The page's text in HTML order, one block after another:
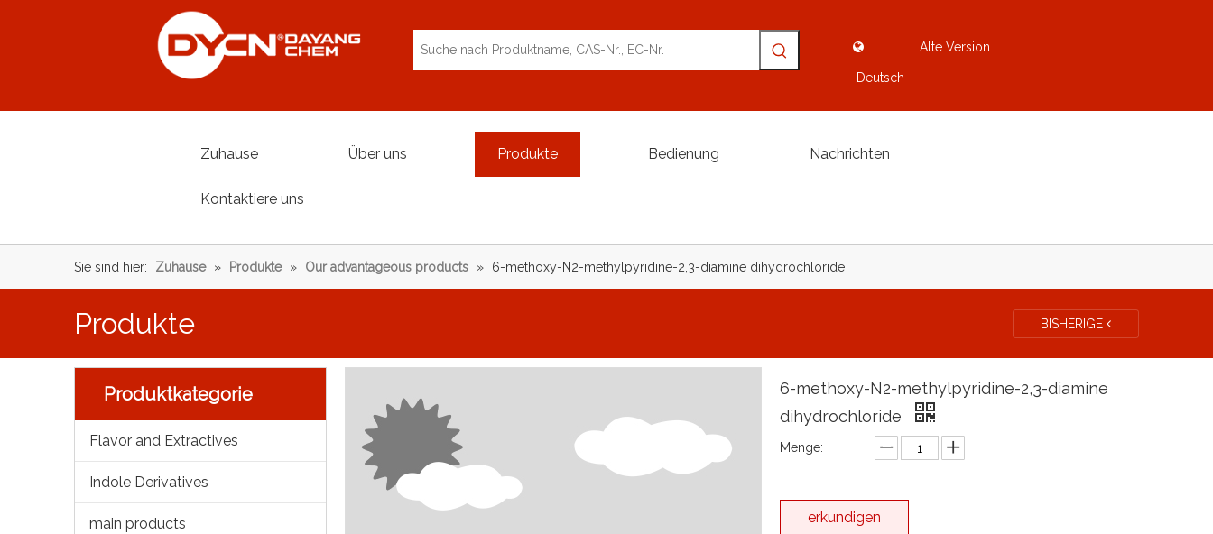
Deutsch
Alte Version
Zuhause Über uns Produkte Bedienung Nachrichten
Kontaktiere uns
Sie sind hier: Zuhause » Produkte » Our advantageous products » 6-methoxy-N2-methylpyridine-2,3-diamine dihydrochloride
Produkte BISHERIGE
Produktkategorie
Flavor and Extractives
Indole Derivatives
main products
6-methoxy-N2-methylpyridine-2,3-diamine
dihydrochloride
Menge:
erkundigen